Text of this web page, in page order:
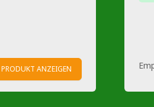
PRODUKT ANZEIGEN